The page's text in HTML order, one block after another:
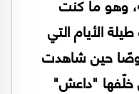
الأيام التي
حين شاهدت
خلّفها "داعش"